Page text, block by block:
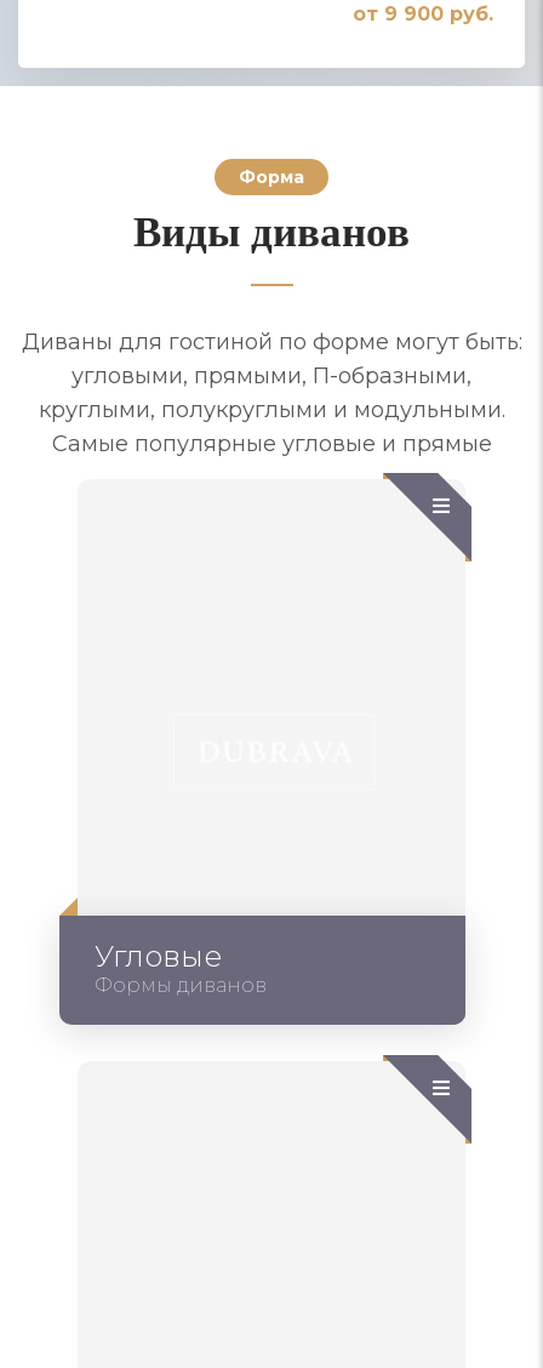
от 9 900 руб.
Форма
Виды диванов
Диваны для гостиной по форме могут быть:
угловыми, прямыми, П-образными,
круглыми, полукруглыми и модульными.
Самые популярные угловые и прямые
Угловые
Формы диванов